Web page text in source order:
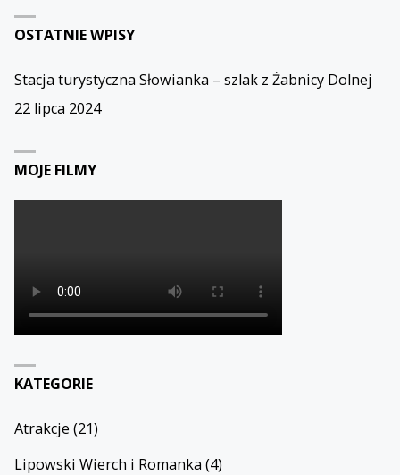
OSTATNIE WPISY
Stacja turystyczna Słowianka – szlak z Żabnicy Dolnej
22 lipca 2024
MOJE FILMY
KATEGORIE
Atrakcje (21)
Lipowski Wierch i Romanka (4)